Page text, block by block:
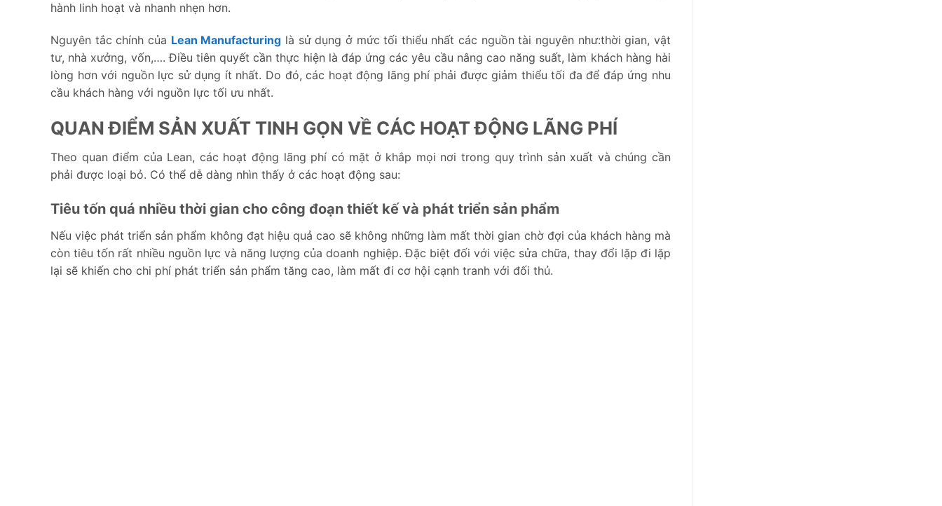
hành linh hoạt và nhanh nhẹn hơn.
Nguyên tắc chính của Lean Manufacturing là sử dụng ở mức tối thiểu nhất các nguồn tài nguyên như:thời gian, vật
tư, nhà xưởng, vốn,…. Điều tiên quyết cần thực hiện là đáp ứng các yêu cầu nâng cao năng suất, làm khách hàng hài
lòng hơn với nguồn lực sử dụng ít nhất. Do đó, các hoạt động lãng phí phải được giảm thiểu tối đa để đáp ứng nhu
cầu khách hàng với nguồn lực tối ưu nhất.
QUAN ĐIỂM SẢN XUẤT TINH GỌN VỀ CÁC HOẠT ĐỘNG LÃNG PHÍ
Theo quan điểm của Lean, các hoạt động lãng phí có mặt ở khắp mọi nơi trong quy trình sản xuất và chúng cần
phải được loại bỏ. Có thể dễ dàng nhìn thấy ở các hoạt động sau:
Tiêu tốn quá nhiều thời gian cho công đoạn thiết kế và phát triển sản phẩm
Nếu việc phát triển sản phẩm không đạt hiệu quả cao sẽ không những làm mất thời gian chờ đợi của khách hàng mà
còn tiêu tốn rất nhiều nguồn lực và năng lượng của doanh nghiệp. Đặc biệt đối với việc sửa chữa, thay đổi lặp đi lặp
lại sẽ khiến cho chi phí phát triển sản phẩm tăng cao, làm mất đi cơ hội cạnh tranh với đối thủ.